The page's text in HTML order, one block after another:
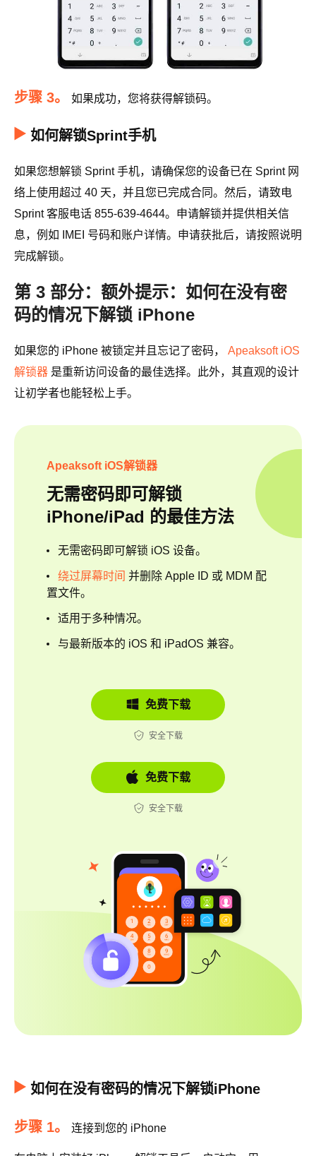
步骤 3。 如果成功，您将获得解锁码。
如何解锁Sprint手机
如果您想解锁 Sprint 手机，请确保您的设备已在 Sprint 网
络上使用超过 40 天，并且您已完成合同。然后，​​请致电
Sprint 客服电话 855-639-4644。申请解锁并提供相关信
息，例如 IMEI 号码和账户详情。申请获批后，请按照说明
完成解锁。
第 3 部分：额外提示：如何在没有密
码的情况下解锁 iPhone
如果您的 iPhone 被锁定并且忘记了密码， Apeaksoft iOS
解锁器 是重新访问设备的最佳选择。此外，其直观的设计
让初学者也能轻松上手。
Apeaksoft iOS解锁器
无需密码即可解锁
iPhone/iPad 的最佳方法
无需密码即可解锁 iOS 设备。
绕过屏幕时间 并删除 Apple ID 或 MDM 配
置文件。
适用于多种情况。
与最新版本的 iOS 和 iPadOS 兼容。
免费下载
安全下载
免费下载
安全下载
如何在没有密码的情况下解锁iPhone
步骤 1。 连接到您的 iPhone